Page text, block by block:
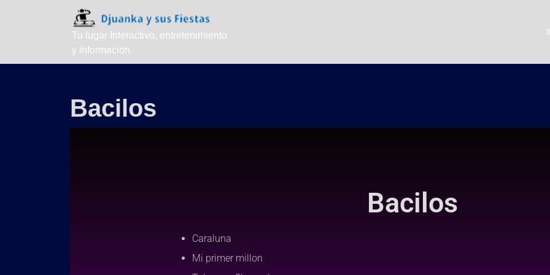
Tu lugar Interactivo, entretenimiento
y informacion.
Bacilos
Bacilos
Caraluna
Mi primer millon